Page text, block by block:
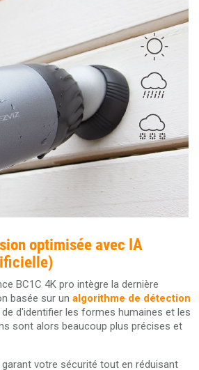
optimisée avec IA
BC1C 4K pro intègre la dernière
basée sur un algorithme de détection
d'identifier les formes humaines et les
sont alors beaucoup plus précises et
votre sécurité tout en réduisant